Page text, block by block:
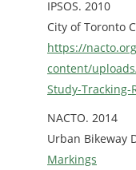
IPSOS. 2010
City of Toronto
https://
content/
Study-
NACTO. 2014
Urban Bikeway
Markings